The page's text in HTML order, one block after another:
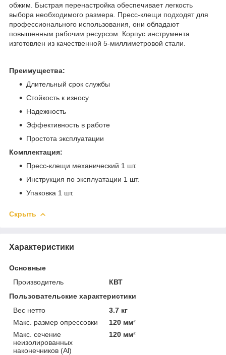
обжим. Быстрая перенастройка обеспечивает легкость
выбора необходимого размера. Пресс-клещи подходят для
профессионального использования, они обладают
повышенным рабочим ресурсом. Корпус инструмента
изготовлен из качественной 5-миллиметровой стали.
Преимущества:
Длительный срок службы
Стойкость к износу
Надежность
Эффективность в работе
Простота эксплуатации
Комплектация:
Пресс-клещи механический 1 шт.
Инструкция по эксплуатации 1 шт.
Упаковка 1 шт.
Скрыть
Характеристики
Основные
Производитель
КВТ
Пользовательские характеристики
Вес нетто
3.7 кг
Макс. размер опрессовки
120 мм²
Макс. сечение
неизолированных
наконечников (Al)
120 мм²